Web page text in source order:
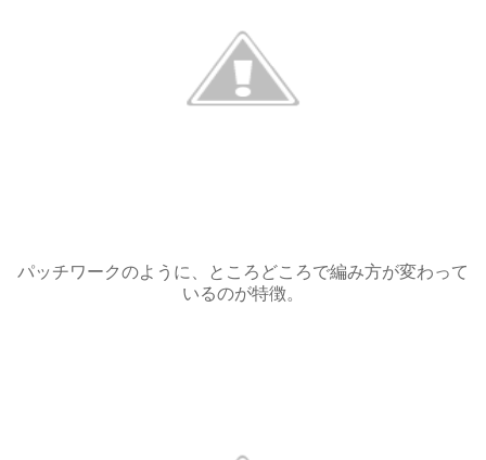
パッチワークのように、ところどころで編み方が変わって
いるのが特徴。